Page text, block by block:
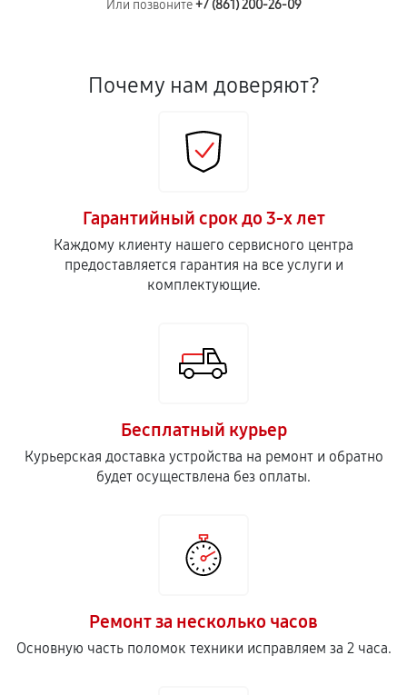
Или позвоните +7 (861) 200-26-09
Почему нам доверяют?
Гарантийный срок до 3-х лет
Каждому клиенту нашего сервисного центра
предоставляется гарантия на все услуги и
комплектующие.
Бесплатный курьер
Курьерская доставка устройства на ремонт и обратно
будет осуществлена без оплаты.
Ремонт за несколько часов
Основную часть поломок техники исправляем за 2 часа.